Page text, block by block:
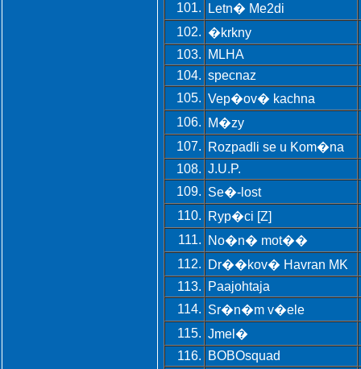
101.
Letn� Me2di
102. �krkny
103.
MLHA
104. specnaz
105. Vep�ov� kachna
106.
M�zy
107.
Rozpadli se u Kom�na
108. J.U.P.
109. Se�-lost
110.
Ryp�ci [Z]
111.
No�n� mot��
112.
Dr��kov� Havran MK
113.
Paajohtaja
114. Sr�n�m v�ele
115. Jmel�
116.
BOBOsquad